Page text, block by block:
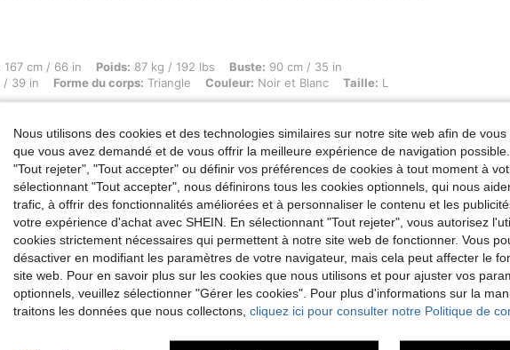
66 in, Poids: 87 kg / 192 lbs, Buste: 90 cm / 35 in, Taille: 70 cm / 28 in, Hanches: 100 cm / 39 in,
167 cm / 66 in Poids: 87 kg / 192 lbs Buste: 90 cm / 35 in
/ 39 in Forme du corps: Triangle Couleur: Noir et Blanc Taille: L
wirklich bequem
Utile (0)
Voir Plus D'avis
Nous utilisons des cookies et des technologies similaires sur notre site web afin de
que vous avez demandé et de vous offrir la meilleure expérience de navigation
"Tout rejeter", "Tout accepter" ou définir vos préférences de cookies à tout moment à
sélectionnant "Tout accepter", nous définirons tous les cookies optionnels, qui nous
trafic, à offrir des fonctionnalités améliorées et à personnaliser le contenu et les
votre expérience d'achat avec SHEIN. En sélectionnant "Tout rejeter", vous autorisez
cookies strictement nécessaires qui permettent à notre site web de fonctionner. Vous
désactiver en modifiant les paramètres de votre navigateur, mais cela peut affecter le
site web. Pour en savoir plus sur les cookies que nous utilisons et pour ajuster vos
optionnels, veuillez sélectionner "Gérer les cookies". Pour plus d'informations sur la
traitons les données que nous collectons, cliquez ici pour consulter notre Politique de